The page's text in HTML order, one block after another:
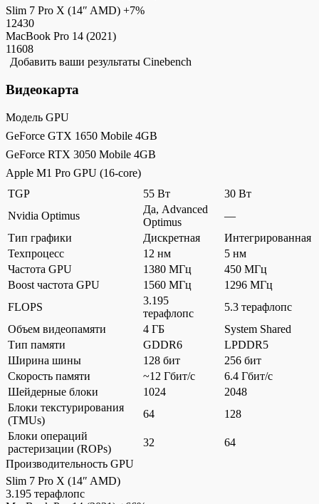
Slim 7 Pro X (14″ AMD) +7%
12430
MacBook Pro 14 (2021)
11608
Добавить ваши результаты Cinebench
Видеокарта
Модель GPU
GeForce GTX 1650 Mobile 4GB
GeForce RTX 3050 Mobile 4GB
Apple M1 Pro GPU (16-core)
TGP
55 Вт
30 Вт
Nvidia Optimus
Да, Advanced
Optimus
—
Тип графики
Дискретная
Интегрированная
Техпроцесс
12 нм
5 нм
Частота GPU
1380 МГц
450 МГц
Boost частота GPU
1560 МГц
1296 МГц
FLOPS
3.195
терафлопс
5.3 терафлопс
Объем видеопамяти
4 ГБ
System Shared
Тип памяти
GDDR6
LPDDR5
Ширина шины
128 бит
256 бит
Скорость памяти
~12 Гбит/с
6.4 Гбит/с
Шейдерные блоки
1024
2048
Блоки текстурирования
(TMUs)
64
128
Блоки операций
растеризации (ROPs)
32
64
Производительность GPU
Slim 7 Pro X (14″ AMD)
3.195 терафлопс